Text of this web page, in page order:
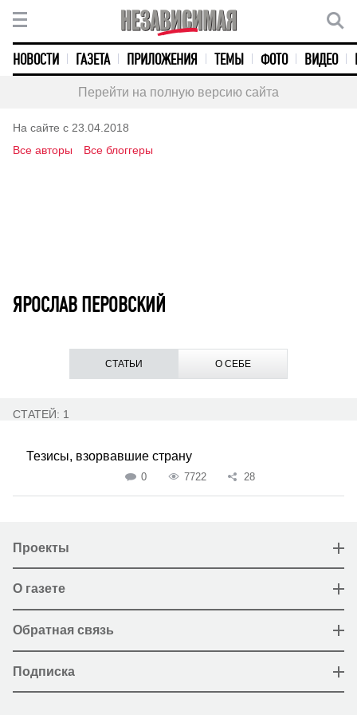
НОВОСТИ ГАЗЕТА ПРИЛОЖЕНИЯ ТЕМЫ ФОТО ВИДЕО
Перейти на полную версию сайта
На сайте с 23.04.2018
Все авторы
Все блоггеры
ЯРОСЛАВ ПЕРОВСКИЙ
СТАТЬИ О СЕБЕ
СТАТЕЙ: 1
Тезисы, взорвавшие страну
0 7722 28
Проекты
О газете
Обратная связь
Подписка